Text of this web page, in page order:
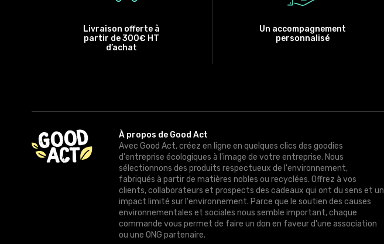
Livraison offerte à
partir de 300€ HT
d’achat
Un accompagnement
personnalisé
À propos de Good Act
Avec Good Act, créez en ligne en quelques clics des goodies
d'entreprise écologiques à l'image de votre entreprise. Nous
sélectionnons des produits respectueux de l'environnement,
fabriqués à partir de matières nobles ou recyclées. Offrez à vos
clients, collaborateurs et prospects des cadeaux qui ont du sens et un
impact limité sur l'environnement. Parce que le soutien des causes
environnementales et sociales nous semble important, chaque
commande vous permet de faire un don en faveur d'une association
ou une ONG partenaire.